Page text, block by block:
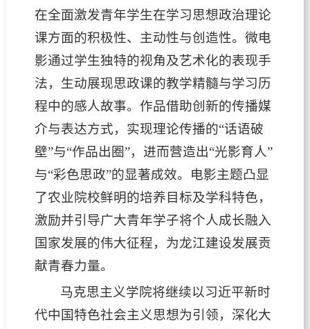
在全面激发青年学生在学习思想政治理论
课方面的积极性、主动性与创造性。微电
影通过学生独特的视角及艺术化的表现手
法，生动展现思政课的教学精髓与学习历
程中的感人故事。作品借助创新的传播媒
介与表达方式，实现理论传播的“话语破
壁”与“作品出圈”，进而营造出“光影育人”
与“彩色思政”的显著成效。电影主题凸显
了农业院校鲜明的培养目标及学科特色，
激励并引导广大青年学子将个人成长融入
国家发展的伟大征程，为龙江建设发展贡
献青春力量。
马克思主义学院将继续以习近平新时
代中国特色社会主义思想为引领，深化大